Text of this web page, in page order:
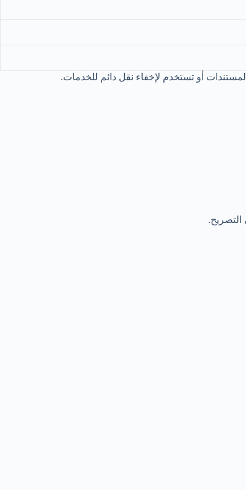
أو تستخدم لإخفاء نقل دائم للخدمات.
التصريح.